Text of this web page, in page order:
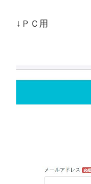
↓ＰＣ用